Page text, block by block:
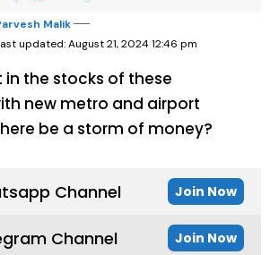
updated: August 21, 2024 12:46 pm
Malik
Channel Join Now
Channel Join Now